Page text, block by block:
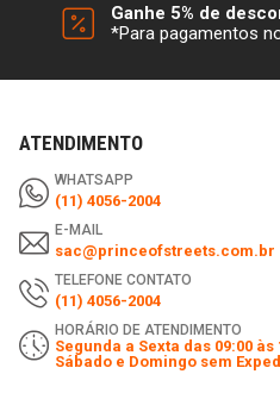
Ganhe 5% de
*Para pagamentos
ATENDIMENTO
WHATSAPP
(11) 4056-2004
E-MAIL
sac@princeofstreets.com.br
TELEFONE CONTATO
(11) 4056-2004
HORÁRIO DE ATENDIMENTO
Segunda a Sexta das 09:00 às
Sábado e Domingo sem